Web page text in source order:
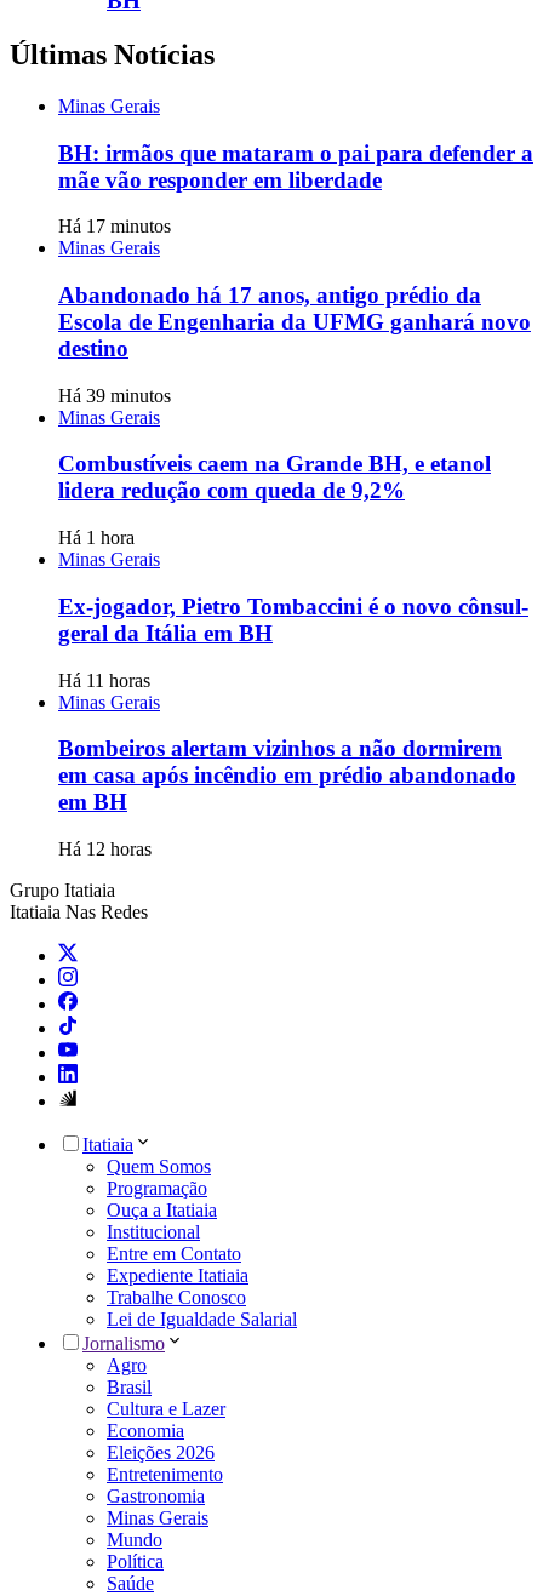
Últimas Notícias
Minas Gerais
BH: irmãos que mataram o pai para defender a
mãe vão responder em liberdade
Há 17 minutos
Minas Gerais
Abandonado há 17 anos, antigo prédio da
Escola de Engenharia da UFMG ganhará novo
destino
Há 39 minutos
Minas Gerais
Combustíveis caem na Grande BH, e etanol
lidera redução com queda de 9,2%
Há 1 hora
Minas Gerais
Ex-jogador, Pietro Tombaccini é o novo cônsul-
geral da Itália em BH
Há 11 horas
Minas Gerais
Bombeiros alertam vizinhos a não dormirem
em casa após incêndio em prédio abandonado
em BH
Há 12 horas
Grupo Itatiaia
Itatiaia Nas Redes
Itatiaia
Quem Somos
Programação
Ouça a Itatiaia
Institucional
Entre em Contato
Expediente Itatiaia
Trabalhe Conosco
Lei de Igualdade Salarial
Jornalismo
Agro
Brasil
Cultura e Lazer
Economia
Eleições 2026
Entretenimento
Gastronomia
Minas Gerais
Mundo
Política
Saúde